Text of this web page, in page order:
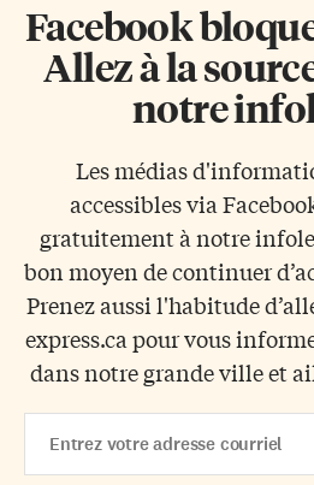
Facebook
Allez à la
notre
Les médias
accessibles via
gratuitement à notre
bon moyen de continuer
Prenez aussi l'habitude
express.ca pour vous
dans notre grande ville et
Address